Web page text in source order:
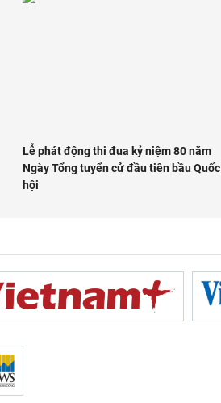
Lễ phát động thi đua kỷ niệm 80 năm
Ngày Tổng tuyển cử đầu tiên bầu Quốc
hội